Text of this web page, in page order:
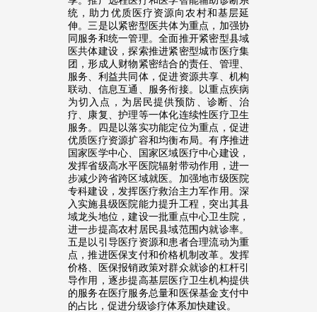
统，助力优质医疗资源向农村和基层延
伸。三是以紧密型医共体为重点，加强协
同服务和统一管理。全面推开紧密型县域
医共体建设，探索推进紧密型城市医疗集
团，形成人财物紧密结合的责任、管理、
服务、利益共同体，促进资源共享、机构
联动、信息互通、服务衔接。以重点疾病
为切入点，为居民提供预防、诊断、治
疗、康复、护理等一体化连续性医疗卫生
服务。四是以落实功能定位为重点，促进
优质医疗资源扩容和均衡布局。有序推进
国家医学中心、国家区域医疗中心建设，
发挥省级高水平医院辐射带动作用，进一
步减少跨省跨区域就医。加强地市级医院
专科建设，发挥医疗救治主力军作用。深
入实施县级医院能力提升工程，突出其县
域龙头地位，建设一批重点中心卫生院，
进一步提高农村居民县域范围内就诊率。
五是以引导医疗资源和患者合理流动为重
点，推进医保支付和价格机制改革。发挥
价格、医保报销政策对群众就诊的杠杆引
导作用，逐步提高基层医疗卫生机构提供
的服务在医疗服务总量和医保基金支付中
的占比，促进分级诊疗体系加快建设。